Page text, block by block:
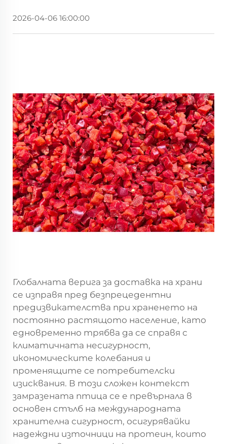
2026-04-06 16:00:00
Глобалната верига за доставка на храни
се изправя пред безпрецедентни
предизвикателства при храненето на
постоянно растящото население, като
едновременно трябва да се справя с
климатичната несигурност,
икономическите колебания и
променящите се потребителски
изисквания. В този сложен контекст
замразената птица се е превърнала в
основен стълб на международната
хранителна сигурност, осигурявайки
надеждни източници на протеин, които